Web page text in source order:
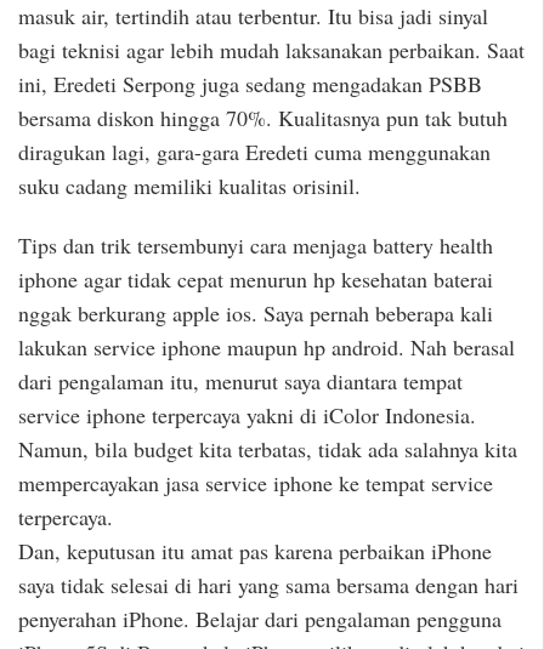
masuk air, tertindih atau terbentur. Itu bisa jadi sinyal
bagi teknisi agar lebih mudah laksanakan perbaikan. Saat
ini, Eredeti Serpong juga sedang mengadakan PSBB
bersama diskon hingga 70%. Kualitasnya pun tak butuh
diragukan lagi, gara-gara Eredeti cuma menggunakan
suku cadang memiliki kualitas orisinil.
Tips dan trik tersembunyi cara menjaga battery health
iphone agar tidak cepat menurun hp kesehatan baterai
nggak berkurang apple ios. Saya pernah beberapa kali
lakukan service iphone maupun hp android. Nah berasal
dari pengalaman itu, menurut saya diantara tempat
service iphone terpercaya yakni di iColor Indonesia.
Namun, bila budget kita terbatas, tidak ada salahnya kita
mempercayakan jasa service iphone ke tempat service
terpercaya.
Dan, keputusan itu amat pas karena perbaikan iPhone
saya tidak selesai di hari yang sama bersama dengan hari
penyerahan iPhone. Belajar dari pengalaman pengguna